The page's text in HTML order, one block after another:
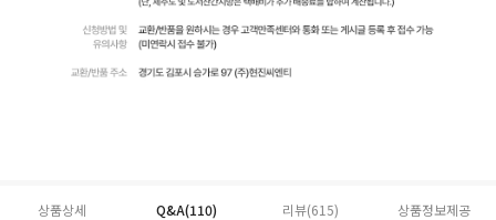
상품상세 Q&A(110) 리뷰(615) 상품정보제공